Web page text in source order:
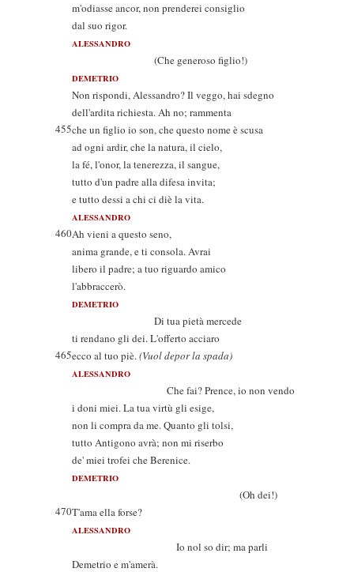
m'odiasse ancor, non prenderei consiglio
dal suo rigor.
ALESSANDRO
(Che generoso figlio!)
DEMETRIO
Non rispondi, Alessandro? Il veggo, hai sdegno
dell'ardita richiesta. Ah no; rammenta
455che un figlio io son, che questo nome è scusa
ad ogni ardir, che la natura, il cielo,
la fé, l'onor, la tenerezza, il sangue,
tutto d'un padre alla difesa invita;
e tutto dessi a chi ci diè la vita.
ALESSANDRO
460Ah vieni a questo seno,
anima grande, e ti consola. Avrai
libero il padre; a tuo riguardo amico
l'abbraccerò.
DEMETRIO
Di tua pietà mercede
ti rendano gli dei. L'offerto acciaro
465ecco al tuo piè.(Vuol depor la spada)
ALESSANDRO
Che fai? Prence, io non vendo
i doni miei. La tua virtù gli esige,
non li compra da me. Quanto gli tolsi,
tutto Antigono avrà; non mi riserbo
de' miei trofei che Berenice.
DEMETRIO
(Oh dei!)
470T'ama ella forse?
ALESSANDRO
Io nol so dir; ma parli
Demetrio e m'amerà.